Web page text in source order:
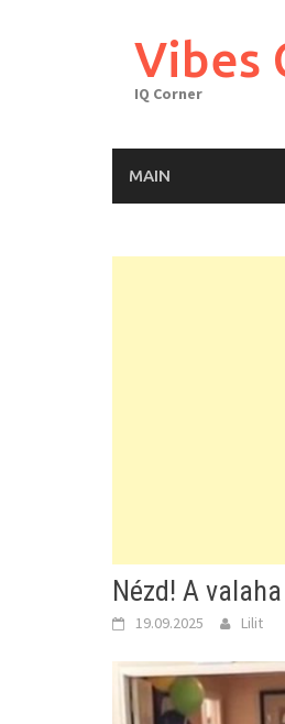
Vibes
IQ Corner
MAIN
Nézd! A
19.09.2025 Lilit